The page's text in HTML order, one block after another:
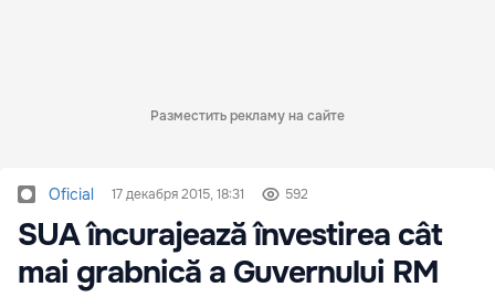
Разместить рекламу на сайте
Oficial 17 декабря 2015, 18:31 592
SUA încurajează învestirea cât
mai grabnică a Guvernului RM